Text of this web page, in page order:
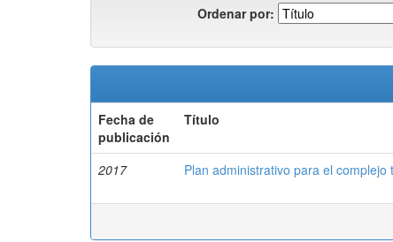
Ordenar por:
Fecha de
publicación
Título
2017 Plan administrativo para el